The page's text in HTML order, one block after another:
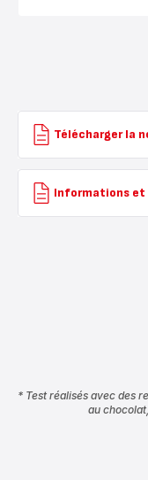
Télécharger la
Informations et
* Test réalisés avec des
au